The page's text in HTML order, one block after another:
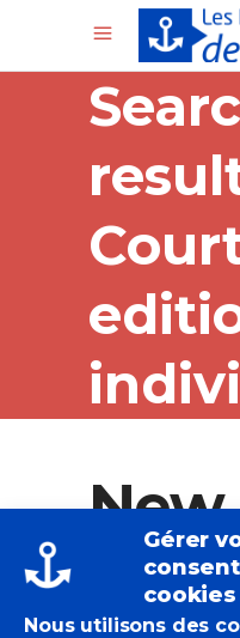
Gérer
cookies
Nous utilisons des
New